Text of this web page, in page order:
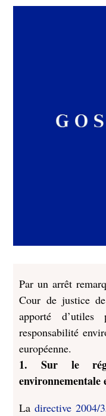
Par un arrêt
Cour de justice
apporté
responsabilité
européenne.
1. Sur le
environnementale
Ladirective 2004/